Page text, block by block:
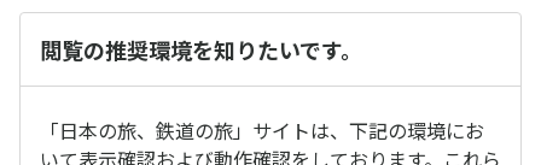
閲覧の推奨環境を知りたいです。
「日本の旅、鉄道の旅」サイトは、下記の環境にお
いて表示確認および動作確認をしております。これら